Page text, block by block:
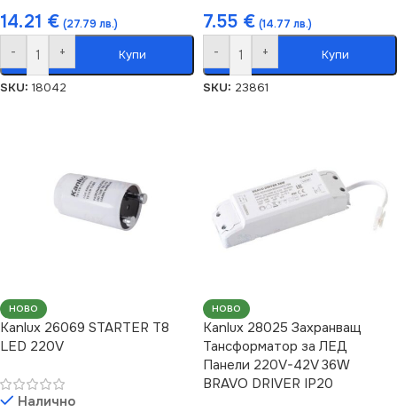
14.21 € (27.79 лв.)
- + Купи
SKU: 18042
7.55 € (14.77 лв.)
- + Купи
SKU: 23861
НОВО
Kanlux 26069 STARTER T8
LED 220V
Налично
НОВО
Kanlux 28025 Захранващ
Тансформатор за ЛЕД
Панели 220V-42V 36W
BRAVO DRIVER IP20